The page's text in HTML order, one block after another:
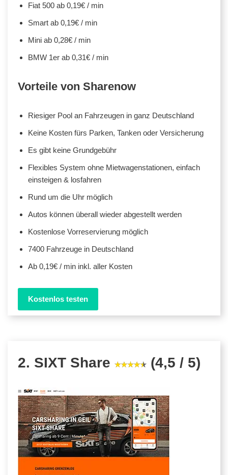
Fiat 500 ab 0,19€ / min
Smart ab 0,19€ / min
Mini ab 0,28€ / min
BMW 1er ab 0,31€ / min
Vorteile von Sharenow
Riesiger Pool an Fahrzeugen in ganz Deutschland
Keine Kosten fürs Parken, Tanken oder Versicherung
Es gibt keine Grundgebühr
Flexibles System ohne Mietwagenstationen, einfach
einsteigen & losfahren
Rund um die Uhr möglich
Autos können überall wieder abgestellt werden
Kostenlose Vorreservierung möglich
7400 Fahrzeuge in Deutschland
Ab 0,19€ / min inkl. aller Kosten
Kostenlos testen
2. SIXT Share (4,5 / 5)